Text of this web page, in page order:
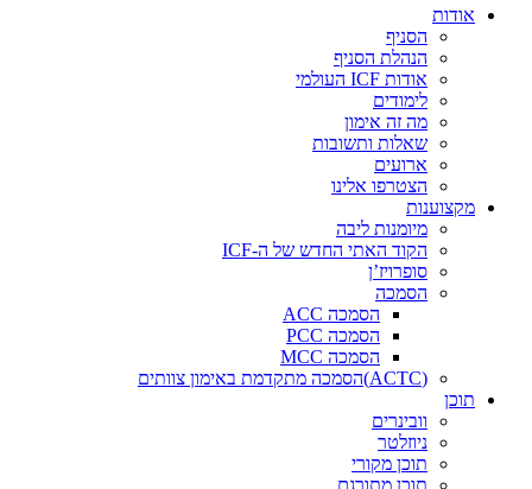
אודות
הסניף
הנהלת הסניף
אודות ICF העולמי
לימודים
מה זה אימון
שאלות ותשובות
ארועים
הצטרפו אלינו
מקצוענות
מיומנות ליבה
הקוד האתי החדש של ה-ICF
סופרויז’ן
הסמכה
הסמכה ACC
הסמכה PCC
הסמכה MCC
(ACTC)הסמכה מתקדמת באימון צוותים
תוכן
וובינרים
ניוזלטר
תוכן מקורי